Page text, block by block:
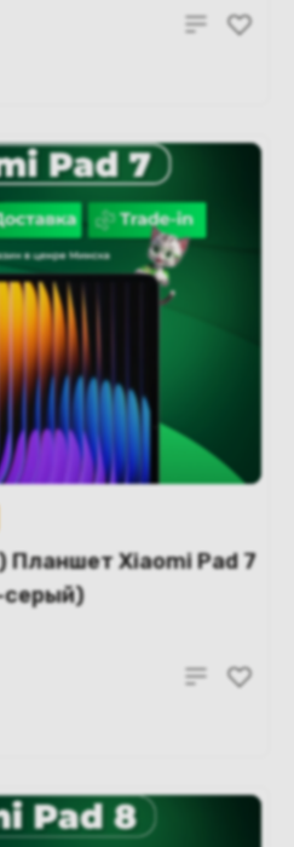
Планшет Xiaomi Pad 7
серый)